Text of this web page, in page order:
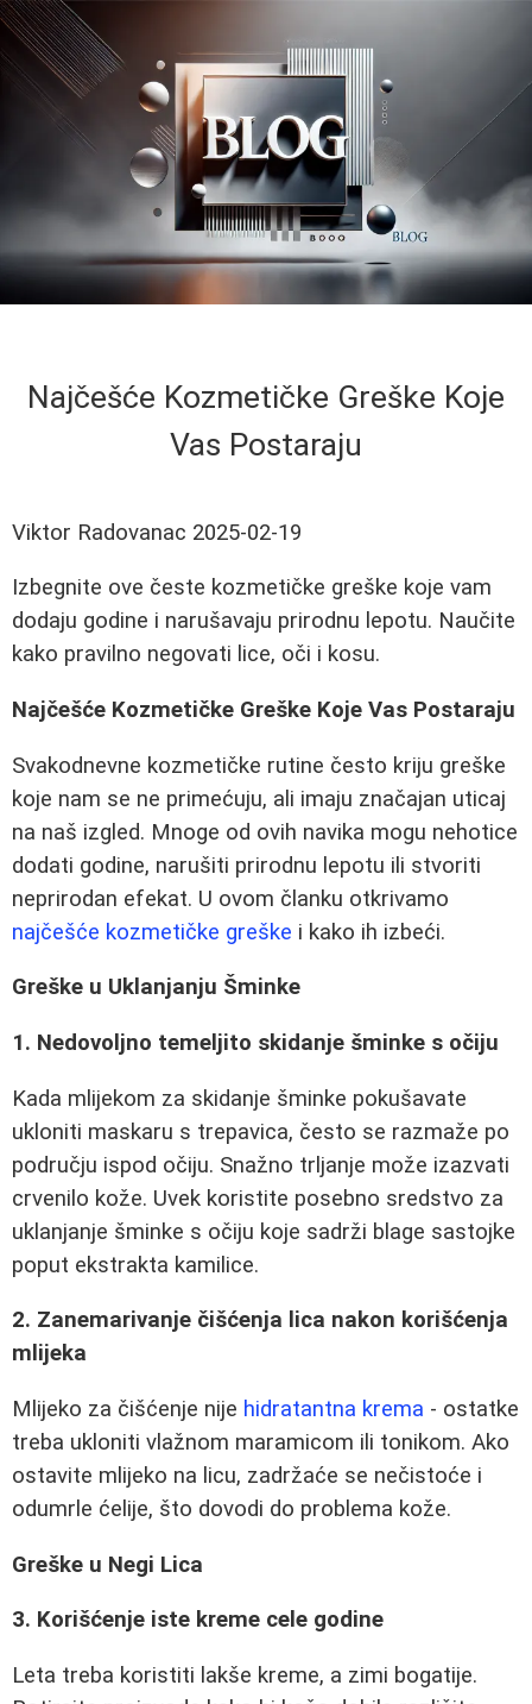
Najčešće Kozmetičke Greške Koje
Vas Postaraju
Viktor Radovanac 2025-02-19
Izbegnite ove česte kozmetičke greške koje vam
dodaju godine i narušavaju prirodnu lepotu. Naučite
kako pravilno negovati lice, oči i kosu.
Najčešće Kozmetičke Greške Koje Vas Postaraju
Svakodnevne kozmetičke rutine često kriju greške
koje nam se ne primećuju, ali imaju značajan uticaj
na naš izgled. Mnoge od ovih navika mogu nehotice
dodati godine, narušiti prirodnu lepotu ili stvoriti
neprirodan efekat. U ovom članku otkrivamo
najčešće kozmetičke greške i kako ih izbeći.
Greške u Uklanjanju Šminke
1. Nedovoljno temeljito skidanje šminke s očiju
Kada mlijekom za skidanje šminke pokušavate
ukloniti maskaru s trepavica, često se razmaže po
području ispod očiju. Snažno trljanje može izazvati
crvenilo kože. Uvek koristite posebno sredstvo za
uklanjanje šminke s očiju koje sadrži blage sastojke
poput ekstrakta kamilice.
2. Zanemarivanje čišćenja lica nakon korišćenja
mlijeka
Mlijeko za čišćenje nije hidratantna krema - ostatke
treba ukloniti vlažnom maramicom ili tonikom. Ako
ostavite mlijeko na licu, zadržaće se nečistoće i
odumrle ćelije, što dovodi do problema kože.
Greške u Negi Lica
3. Korišćenje iste kreme cele godine
Leta treba koristiti lakše kreme, a zimi bogatije.